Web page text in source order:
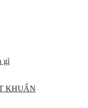
gì
KHUẨN